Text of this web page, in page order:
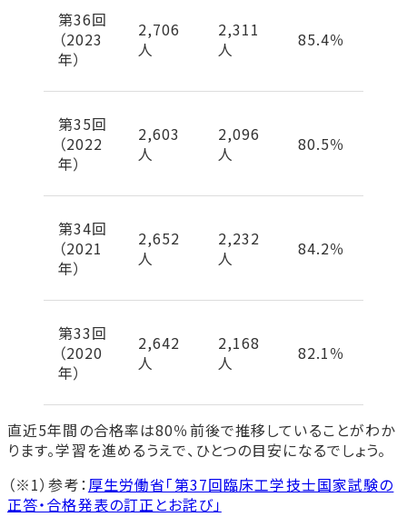
第36回
（2023
年）
2,706
人
2,311
人
85.4％
第35回
（2022
年）
2,603
人
2,096
人
80.5％
第34回
（2021
年）
2,652
人
2,232
人
84.2％
第33回
（2020
年）
2,642
人
2,168
人
82.1％
直近5年間の合格率は80％前後で推移していることがわか
ります。学習を進めるうえで、ひとつの目安になるでしょう。
（※1）参考：厚生労働省「第37回臨床工学技士国家試験の
正答・合格発表の訂正とお詫び」